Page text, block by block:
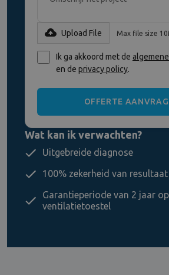
Upload File Max file size
Ik ga akkoord met de
en de privacy policy.
Wat kan ik verwachten?
Uitgebreide diagnose
100% zekerheid van resultaat
Garantieperiode van 2 jaar
ventilatietoestel